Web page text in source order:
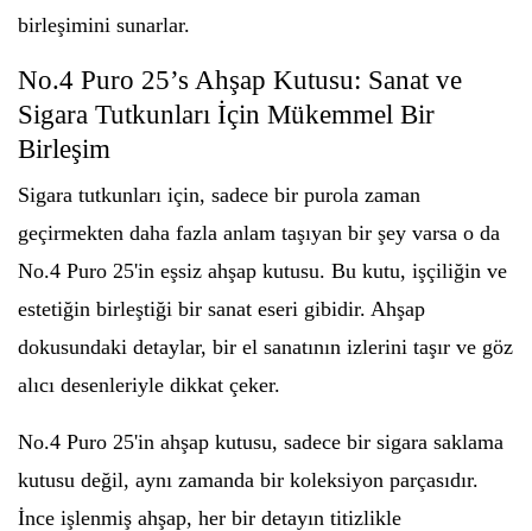
birleşimini sunarlar.
No.4 Puro 25’s Ahşap Kutusu: Sanat ve
Sigara Tutkunları İçin Mükemmel Bir
Birleşim
Sigara tutkunları için, sadece bir purola zaman
geçirmekten daha fazla anlam taşıyan bir şey varsa o da
No.4 Puro 25'in eşsiz ahşap kutusu. Bu kutu, işçiliğin ve
estetiğin birleştiği bir sanat eseri gibidir. Ahşap
dokusundaki detaylar, bir el sanatının izlerini taşır ve göz
alıcı desenleriyle dikkat çeker.
No.4 Puro 25'in ahşap kutusu, sadece bir sigara saklama
kutusu değil, aynı zamanda bir koleksiyon parçasıdır.
İnce işlenmiş ahşap, her bir detayın titizlikle